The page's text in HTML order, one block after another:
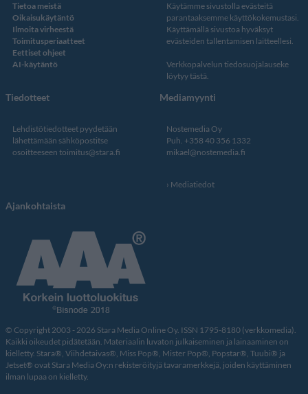
Tietoa meistä
Oikaisukäytäntö
Ilmoita virheestä
Toimitusperiaatteet
Eettiset ohjeet
AI-käytäntö
Käytämme sivustolla evästeitä
parantaaksemme käyttökokemustasi.
Käyttämällä sivustoa hyväksyt
evästeiden tallentamisen laitteellesi.
Verkkopalvelun tiedosuojalauseke
löytyy tästä.
Tiedotteet
Lehdistötiedotteet pyydetään
lähettämään sähköpostitse
osoitteeseen toimitus@stara.fi
Mediamyynti
Nostemedia Oy
Puh. +358 40 356 1332
mikael@nostemedia.fi
Mediatiedot
Ajankohtaista
© Copyright 2003 - 2026 Stara Media Online Oy. ISSN 1795-8180 (verkkomedia).
Kaikki oikeudet pidätetään. Materiaalin luvaton julkaiseminen ja lainaaminen on
kielletty. Stara®, Viihdetaivas®, Miss Pop®, Mister Pop®, Popstar®, Tuubi® ja
Jetset® ovat Stara Media Oy:n rekisteröityjä tavaramerkkejä, joiden käyttäminen
ilman lupaa on kielletty.